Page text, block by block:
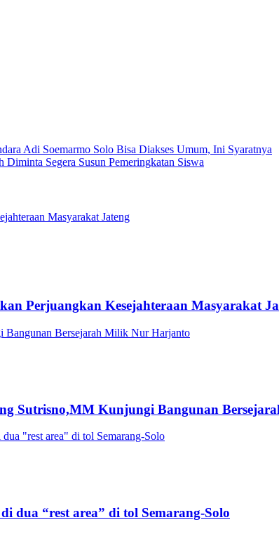
Adi Soemarmo Solo Bisa Diakses Umum, Ini Syaratnya
Segera Susun Pemeringkatan Siswa
Perjuangkan Kesejahteraan Masyarakat
Sutrisno,MM Kunjungi Bangunan
dua “rest area” di tol Semarang-Solo